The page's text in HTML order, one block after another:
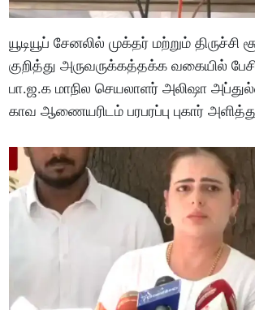
யூடியூப் சேனலில் முக்தர் மற்றும்
குறித்து அருவருக்கத்தக்க வகையில்
பா.ஜ.க மாநில செயலாளர் அலிஷா
காவ ஆணையரிடம் பரபரப்பு புகார்